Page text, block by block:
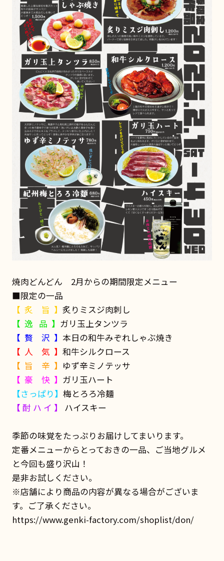
焼肉どんどん 2月からの期間限定メニュー
■限定の一品
【 炙 旨 】 炙りミスジ肉刺し
【 逸 品 】 ガリ玉上タンツラ
【 贅 沢 】 本日の和牛みぞれしゃぶ焼き
【 人 気 】 和牛シルクロース
【 旨 辛 】 ゆず辛ミノテッサ
【 豪 快 】 ガリ玉ハート
【さっぱり】 梅とろろ冷麺
【 酎 ハ イ 】
ハイスキー
季節の味覚をたっぷりお届けしてまいります。
定番メニューからとっておきの一品、ご当地グルメ
と今回も盛り沢山！
是非お試しください。
※店舗により商品の内容が異なる場合がございま
す。ご了承ください。
https://www.genki-factory.com/shoplist/don/